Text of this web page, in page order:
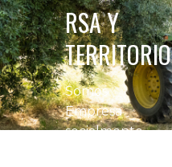
primas
cultivadas en
nuestras
fincas, sin
aditivos ni
conservantes.
RSA Y
TERRITORIO
Somos
Empresa
socialmente